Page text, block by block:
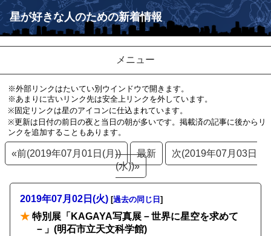
星が好きな人のための新着情報
メニュー
※外部リンクはたいてい別ウインドウで開きます。
※あまりに古いリンク先は安全上リンクを外しています。
※固定リンクは星のアイコンに仕込まれています。
※更新は日付の前日の夜と当日の朝が多いです。掲載済の記事に後からリ
ンクを追加することもあります。
«前(2019年07月01日(月)) 最新
次(2019年07月03日
(水))»
2019年07月02日(火) [過去の同じ日 ]
★ 特別展「KAGAYA写真展－世界に星空を求めて
－」(明石市立天文科学館)